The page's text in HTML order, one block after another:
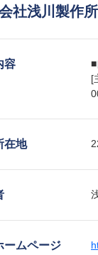
社浅川製作
容
[
在地
ームページ